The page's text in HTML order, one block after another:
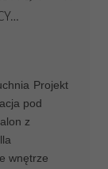
Projekt
pod
z
wnętrze